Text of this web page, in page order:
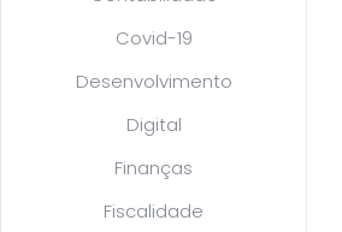
Covid-19
Desenvolvimento
Digital
Finanças
Fiscalidade